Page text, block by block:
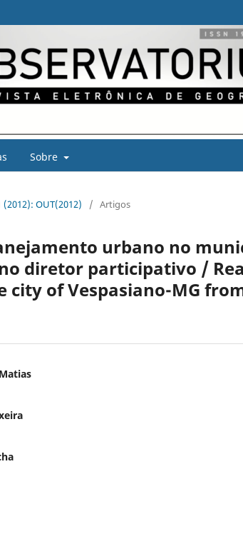
Sobre
(2012): OUT(2012) / Artigos
urbano no
diretor participativo /
city of Vespasiano-MG